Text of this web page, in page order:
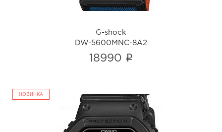
G-shock
DW-5600MNC-8A2
18990 i
НОВИНКА